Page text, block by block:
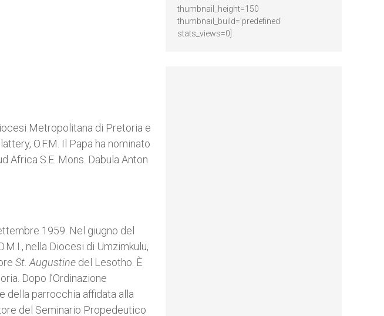
Metropolitana di Pretoria e
O.F.M. Il Papa ha nominato
S.E. Mons. Dabula Anton
1959. Nel giugno del
nella Diocesi di Umzimkulu,
St. Augustine del Lesotho. È
Dopo l’Ordinazione
della parrocchia affidata alla
del Seminario Propedeutico
thumbnail_height=150
thumbnail_build='predefined'
stats_views=0]